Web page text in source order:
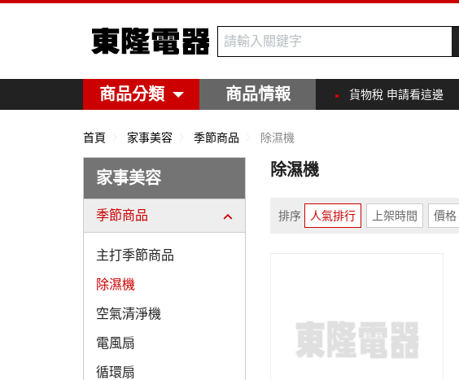
東隆電器
商品分類 商品情報 貨物稅 申請看這邊
首頁 家事美容 季節商品 除濕機
家事美容
季節商品
主打季節商品
除濕機
空氣清淨機
電風扇
循環扇
除濕機
排序 人氣排行 上架時間 價格